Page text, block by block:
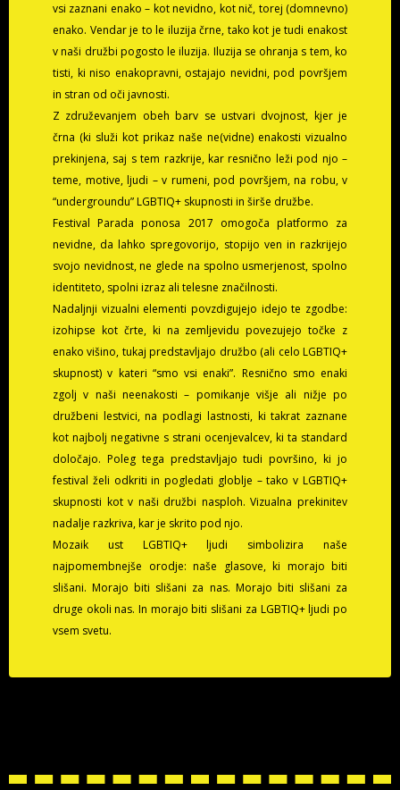
vsi zaznani enako – kot nevidno, kot nič, torej (domnevno)
enako. Vendar je to le iluzija črne, tako kot je tudi enakost
v naši družbi pogosto le iluzija. Iluzija se ohranja s tem, ko
tisti, ki niso enakopravni, ostajajo nevidni, pod površjem
in stran od oči javnosti.
Z združevanjem obeh barv se ustvari dvojnost, kjer je
črna (ki služi kot prikaz naše ne(vidne) enakosti vizualno
prekinjena, saj s tem razkrije, kar resnično leži pod njo –
teme, motive, ljudi – v rumeni, pod površjem, na robu, v
“undergroundu” LGBTIQ+ skupnosti in širše družbe.
Festival Parada ponosa 2017 omogoča platformo za
nevidne, da lahko spregovorijo, stopijo ven in razkrijejo
svojo nevidnost, ne glede na spolno usmerjenost, spolno
identiteto, spolni izraz ali telesne značilnosti.
Nadaljnji vizualni elementi povzdigujejo idejo te zgodbe:
izohipse kot črte, ki na zemljevidu povezujejo točke z
enako višino, tukaj predstavljajo družbo (ali celo LGBTIQ+
skupnost) v kateri “smo vsi enaki”. Resnično smo enaki
zgolj v naši neenakosti – pomikanje višje ali nižje po
družbeni lestvici, na podlagi lastnosti, ki takrat zaznane
kot najbolj negativne s strani ocenjevalcev, ki ta standard
določajo. Poleg tega predstavljajo tudi površino, ki jo
festival želi odkriti in pogledati globlje – tako v LGBTIQ+
skupnosti kot v naši družbi nasploh. Vizualna prekinitev
nadalje razkriva, kar je skrito pod njo.
Mozaik ust LGBTIQ+ ljudi simbolizira naše
najpomembnejše orodje: naše glasove, ki morajo biti
slišani. Morajo biti slišani za nas. Morajo biti slišani za
druge okoli nas. In morajo biti slišani za LGBTIQ+ ljudi po
vsem svetu.